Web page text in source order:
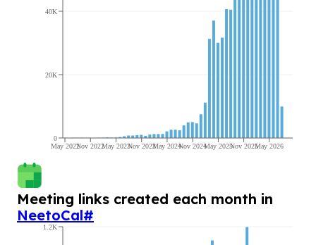
May 2022Nov 2022May 2023Nov 2023May 2024Nov 2024May 2025Nov 2025May 2026
0
20K
40K
Meeting links created each month in
NeetoCal#
1.2K